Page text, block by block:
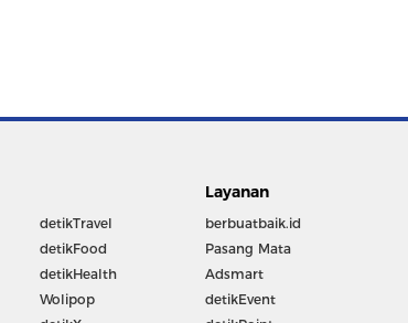
detikTravel
detikFood
detikHealth
Wolipop
Layanan
berbuatbaik.id
Pasang Mata
Adsmart
detikEvent